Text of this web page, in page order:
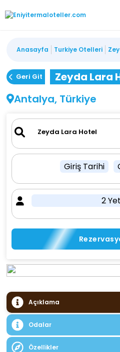
Anasayfa Turkiye Otelleri
Geri Git
Zeyda Lara
Antalya, Türkiye
Giriş Tarihi
2
Açıklama
Odalar
Özellikler